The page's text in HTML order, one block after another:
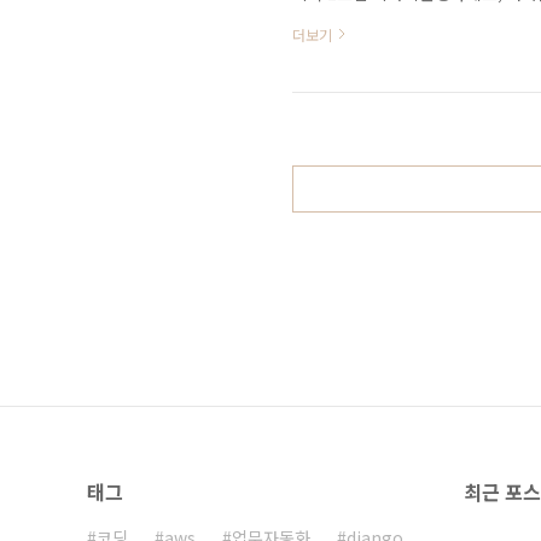
눌 수 있었습니다. 공간이 넓어서
께 하니 대화가 더 풍성해졌습니다.
더보기
태그 최근 포